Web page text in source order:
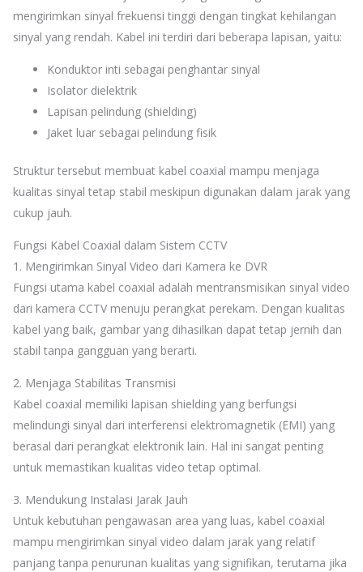
mengirimkan sinyal frekuensi tinggi dengan tingkat kehilangan
sinyal yang rendah. Kabel ini terdiri dari beberapa lapisan, yaitu:
Konduktor inti sebagai penghantar sinyal
Isolator dielektrik
Lapisan pelindung (shielding)
Jaket luar sebagai pelindung fisik
Struktur tersebut membuat kabel coaxial mampu menjaga
kualitas sinyal tetap stabil meskipun digunakan dalam jarak yang
cukup jauh.
Fungsi Kabel Coaxial dalam Sistem CCTV
1. Mengirimkan Sinyal Video dari Kamera ke DVR
Fungsi utama kabel coaxial adalah mentransmisikan sinyal video
dari kamera CCTV menuju perangkat perekam. Dengan kualitas
kabel yang baik, gambar yang dihasilkan dapat tetap jernih dan
stabil tanpa gangguan yang berarti.
2. Menjaga Stabilitas Transmisi
Kabel coaxial memiliki lapisan shielding yang berfungsi
melindungi sinyal dari interferensi elektromagnetik (EMI) yang
berasal dari perangkat elektronik lain. Hal ini sangat penting
untuk memastikan kualitas video tetap optimal.
3. Mendukung Instalasi Jarak Jauh
Untuk kebutuhan pengawasan area yang luas, kabel coaxial
mampu mengirimkan sinyal video dalam jarak yang relatif
panjang tanpa penurunan kualitas yang signifikan, terutama jika